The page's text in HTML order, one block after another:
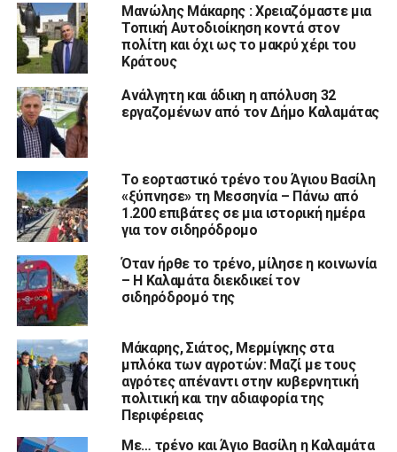
Μανώλης Μάκαρης : Χρειαζόμαστε μια
Τοπική Αυτοδιοίκηση κοντά στον
πολίτη και όχι ως το μακρύ χέρι του
Κράτους
Ανάλγητη και άδικη η απόλυση 32
εργαζομένων από τον Δήμο Καλαμάτας
Το εορταστικό τρένο του Άγιου Βασίλη
«ξύπνησε» τη Μεσσηνία – Πάνω από
1.200 επιβάτες σε μια ιστορική ημέρα
για τον σιδηρόδρομο
Όταν ήρθε το τρένο, μίλησε η κοινωνία
– Η Καλαμάτα διεκδικεί τον
σιδηρόδρομό της
Μάκαρης, Σιάτος, Μερμίγκης στα
μπλόκα των αγροτών: Μαζί με τους
αγρότες απέναντι στην κυβερνητική
πολιτική και την αδιαφορία της
Περιφέρειας
Με… τρένο και Άγιο Βασίλη η Καλαμάτα